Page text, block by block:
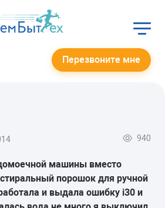
Перезвоните мне
940
машины вместо
порошок для ручной
и выдала ошибку i30 и